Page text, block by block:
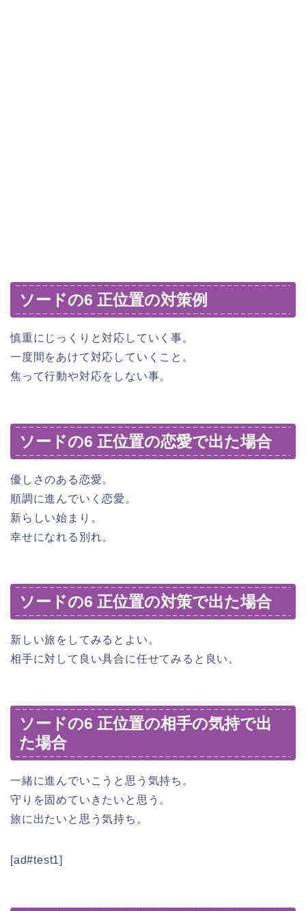
ソードの6 正位置の対策例
慎重にじっくりと対応していく事。
一度間をあけて対応していくこと。
焦って行動や対応をしない事。
ソードの6 正位置の恋愛で出た場合
優しさのある恋愛。
順調に進んでいく恋愛。
新らしい始まり。
幸せになれる別れ。
ソードの6 正位置の対策で出た場合
新しい旅をしてみるとよい。
相手に対して良い具合に任せてみると良い。
ソードの6 正位置の相手の気持で出
た場合
一緒に進んでいこうと思う気持ち。
守りを固めていきたいと思う。
旅に出たいと思う気持ち。
[ad#test1]